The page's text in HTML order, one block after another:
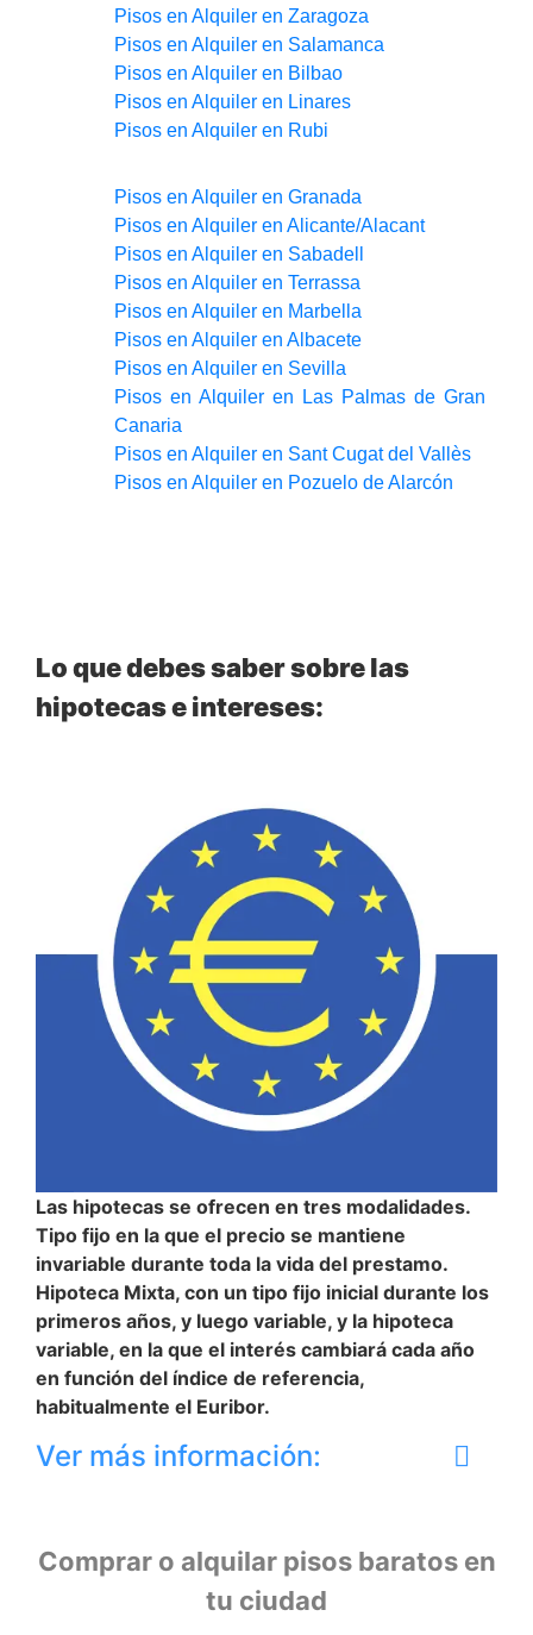
Pisos en Alquiler en Zaragoza
Pisos en Alquiler en Salamanca
Pisos en Alquiler en Bilbao
Pisos en Alquiler en Linares
Pisos en Alquiler en Rubi
Pisos en Alquiler en Granada
Pisos en Alquiler en Alicante/Alacant
Pisos en Alquiler en Sabadell
Pisos en Alquiler en Terrassa
Pisos en Alquiler en Marbella
Pisos en Alquiler en Albacete
Pisos en Alquiler en Sevilla
Pisos en Alquiler en Las Palmas de Gran
Canaria
Pisos en Alquiler en Sant Cugat del Vallès
Pisos en Alquiler en Pozuelo de Alarcón
Lo que debes saber sobre las
hipotecas e intereses:
Las hipotecas se ofrecen en tres modalidades.
Tipo fijo en la que el precio se mantiene
invariable durante toda la vida del prestamo.
Hipoteca Mixta, con un tipo fijo inicial durante los
primeros años, y luego variable, y la hipoteca
variable, en la que el interés cambiará cada año
en función del índice de referencia,
habitualmente el Euribor.
Ver más información:
Comprar o alquilar pisos baratos en
tu ciudad